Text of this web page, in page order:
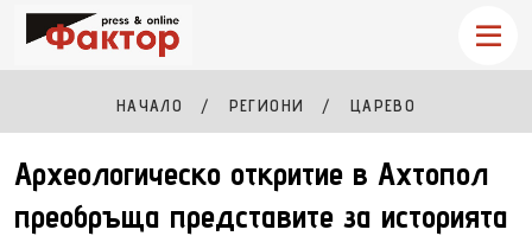
НАЧАЛО РЕГИОНИ ЦАРЕВО
Археологическо откритие в Ахтопол
преобръща представите за историята